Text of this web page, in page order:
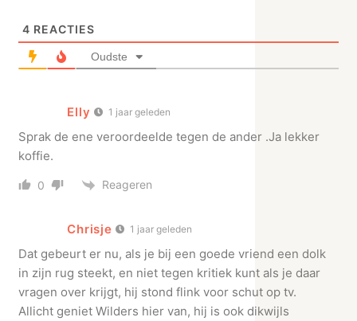
4 REACTIES
Oudste
Elly 1 jaar geleden
Sprak de ene veroordeelde tegen de ander .Ja lekker
koffie.
0 Reageren
Chrisje 1 jaar geleden
Dat gebeurt er nu, als je bij een goede vriend een dolk
in zijn rug steekt, en niet tegen kritiek kunt als je daar
vragen over krijgt, hij stond flink voor schut op tv.
Allicht geniet Wilders hier van, hij is ook dikwijls